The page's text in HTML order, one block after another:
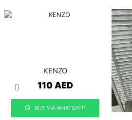
KENZO
110AED
BUY VIA WHATSAPP